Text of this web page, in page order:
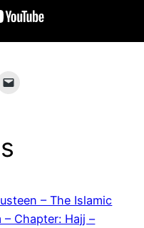
– The Islamic
– Chapter: Hajj –